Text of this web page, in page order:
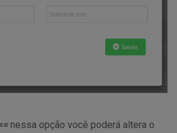
nessa opção você poderá altera o